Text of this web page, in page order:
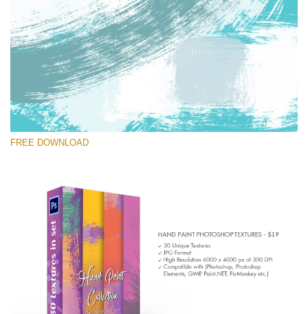
Proszę wybrać
Free Photoshop Texture #6 Small 800*533px
Hand Painted
(30 Textures)
Large 6000*4000px
FREE DOWNLOAD